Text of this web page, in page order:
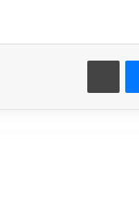
ماسنجر طباعة